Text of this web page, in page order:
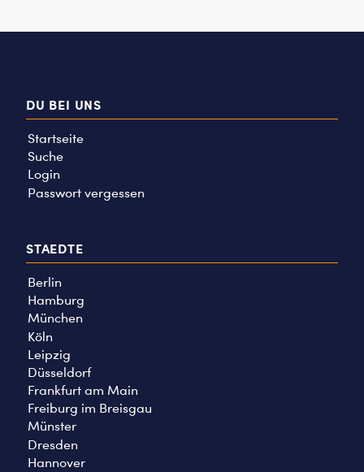
DU BEI UNS
Startseite
Suche
Login
Passwort vergessen
STAEDTE
Berlin
Hamburg
München
Köln
Leipzig
Düsseldorf
Frankfurt am Main
Freiburg im Breisgau
Münster
Dresden
Hannover